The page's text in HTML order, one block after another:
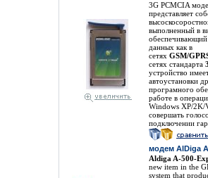
3G PCMCIA
представляет
выполненный в
обеспечивающий
данных как в
сетях GSM/
сетях стандарта
устройство
автоустановки
програмного
работе в
Windows XP/2K/
совершать
подключении
модем AlDiga
Aldiga A-500-
new item in the
system that